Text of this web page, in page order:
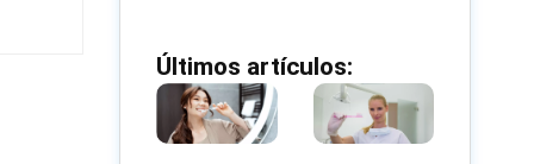
Últimos artículos: